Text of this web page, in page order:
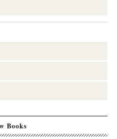
Books